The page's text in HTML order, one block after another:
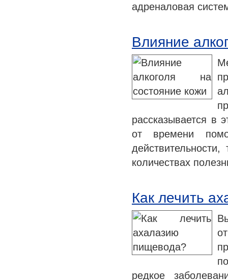
адреналовая
Влияние
рассказывается в
от времени
количествах
Как лечить
редкое